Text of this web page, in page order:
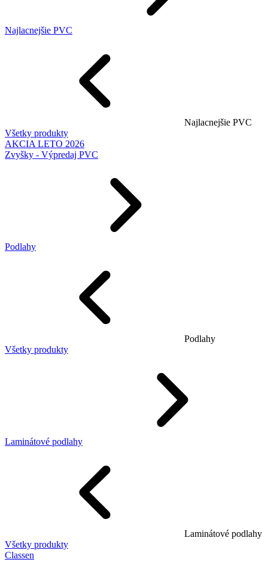
Najlacnejšie PVC
Najlacnejšie PVC
Všetky produkty
AKCIA LETO 2026
Zvyšky - Výpredaj PVC
Podlahy
Podlahy
Všetky produkty
Laminátové podlahy
Laminátové podlahy
Všetky produkty
Classen